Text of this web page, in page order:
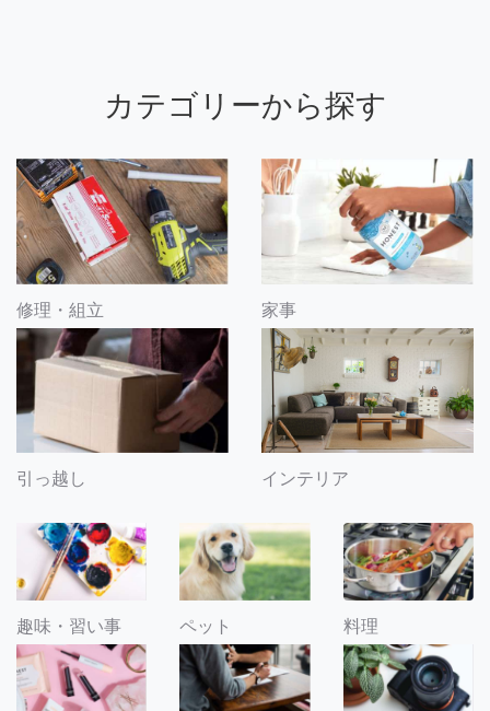
カテゴリーから探す
修理・組立 家事
引っ越し インテリア
趣味・習い事 ペット 料理